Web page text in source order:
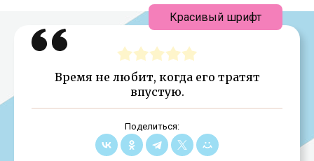
Время не любит, когда его тратят
впустую.
Поделиться:
Красивый шрифт